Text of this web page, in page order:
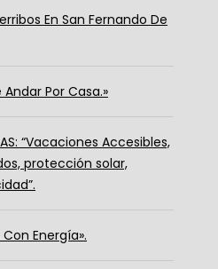
En San Fernando De
Andar Por Casa.»
“Vacaciones Accesibles,
protección solar,
Con Energía».